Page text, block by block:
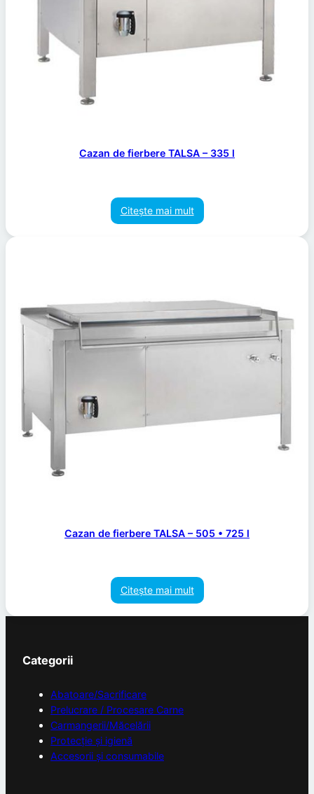
Cazan de fierbere TALSA – 335 l
Citește mai mult
Cazan de fierbere TALSA – 505 • 725 l
Citește mai mult
Categorii
Abatoare/Sacrificare
Prelucrare / Procesare Carne
Carmangerii/Măcelării
Protecție și igienă
Accesorii și consumabile